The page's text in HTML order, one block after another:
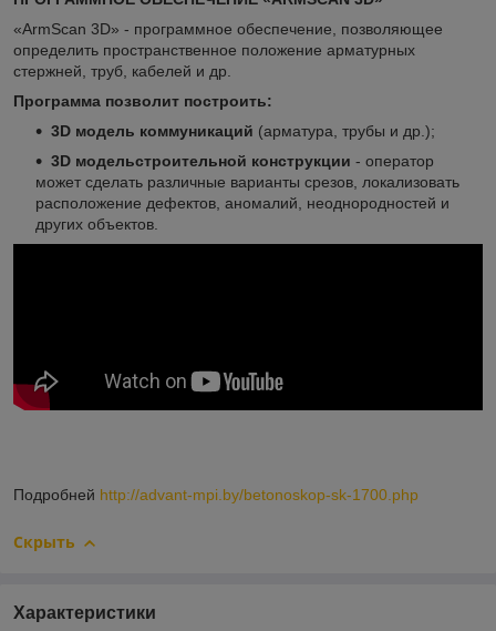
«АrmScan 3D» - программное обеспечение, позволяющее
определить пространственное положение арматурных
стержней, труб, кабелей и др.
Программа позволит построить:
3D модель коммуникаций (арматура, трубы и др.);
3D модельстроительной конструкции - оператор
может сделать различные варианты срезов, локализовать
расположение дефектов, аномалий, неоднородностей и
других объектов.
Подробней http://advant-mpi.by/betonoskop-sk-1700.php
Скрыть
Характеристики